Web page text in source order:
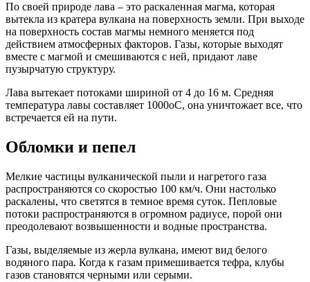
По своей природе лава – это раскаленная магма, которая
вытекла из кратера вулкана на поверхность земли. При выходе
на поверхность состав магмы немного меняется под
действием атмосферных факторов. Газы, которые выходят
вместе с магмой и смешиваются с ней, придают лаве
пузырчатую структуру.
Лава вытекает потоками шириной от 4 до 16 м. Средняя
температура лавы составляет 1000оС, она уничтожает все, что
встречается ей на пути.
Обломки и пепел
Мелкие частицы вулканической пыли и нагретого газа
распространяются со скоростью 100 км/ч. Они настолько
раскалены, что светятся в темное время суток. Пепловые
потоки распространяются в огромном радиусе, порой они
преодолевают возвышенности и водные пространства.
Газы, выделяемые из жерла вулкана, имеют вид белого
водяного пара. Когда к газам примешивается тефра, клубы
газов становятся черными или серыми.